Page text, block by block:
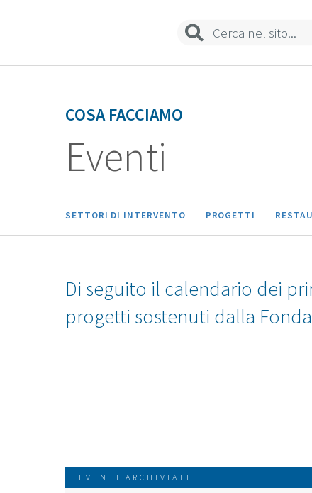
COSA FACCIAMO
Eventi
SETTORI DI INTERVENTO PROGETTI
Di seguito il calendario dei
progetti sostenuti dalla
EVENTI ARCHIVIATI